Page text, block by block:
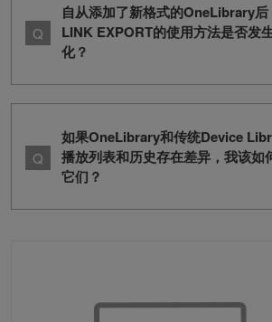
自从添加了新格式的OneLibrary后
LINK EXPORT的使用方法是否发
化？
如果OneLibrary和传统Device
播放列表和历史存在差异，我该如
它们？